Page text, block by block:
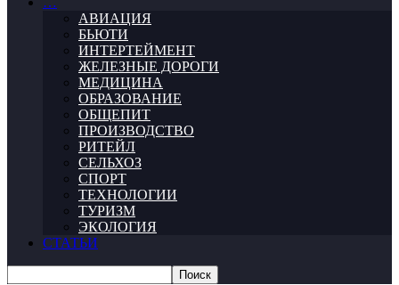
АВИАЦИЯ
БЬЮТИ
ИНТЕРТЕЙМЕНТ
ЖЕЛЕЗНЫЕ ДОРОГИ
МЕДИЦИНА
ОБРАЗОВАНИЕ
ОБЩЕПИТ
ПРОИЗВОДСТВО
РИТЕЙЛ
СЕЛЬХОЗ
СПОРТ
ТЕХНОЛОГИИ
ТУРИЗМ
ЭКОЛОГИЯ
СТАТЬИ